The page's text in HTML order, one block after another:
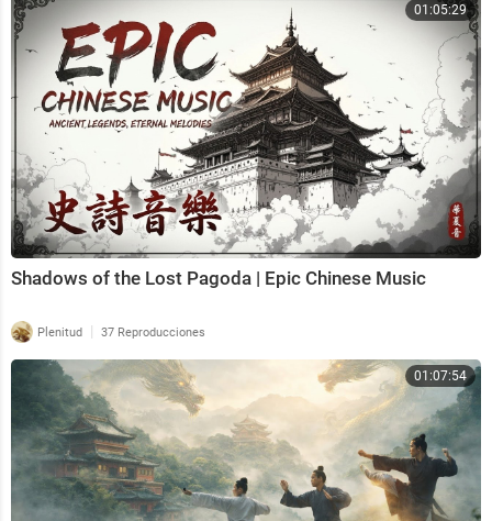
01:05:29
Shadows of the Lost Pagoda | Epic Chinese Music
Plenitud | 37 Reproducciones
01:07:54